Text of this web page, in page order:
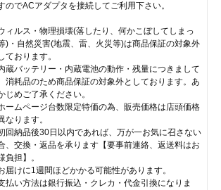
のでACアダプタを接続してご利用下さい。
ィルス・物理損壊(落したり、何かこぼしてしまっ
)・自然災害(地震、雷、火災等)は商品保証の対象外
ております。
蔵バッテリー・内蔵電池の動作・残量につきまして
消耗品のため商品保証の対象外としております。あ
じめご了承ください。
ームページ台数限定特価の為、販売価格は店頭価格
なります。
回納品後30日以内であれば、万が一お気に召さない
、交換・返品を承ります【要事前連絡、返送料はお
負担】。
届けに1週間ほどかかる可能性があります。
払い方法は銀行振込・クレカ・代金引換になりま